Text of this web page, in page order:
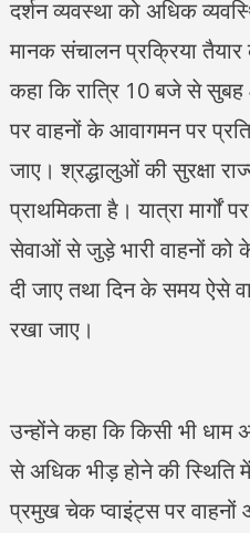
दर्शन व्यवस्था को अधिक
मानक संचालन प्रक्रिया तैयार
कहा कि रात्रि 10 बजे से सुबह
पर वाहनों के आवागमन पर
जाए। श्रद्धालुओं की सुरक्षा
प्राथमिकता है। यात्रा
सेवाओं से जुड़े भारी वाहनों को
दी जाए तथा दिन के समय ऐसे
रखा जाए।
उन्होंने कहा कि किसी भी धाम
से अधिक भीड़ होने की स्थिति में
प्रमुख चेक प्वाइंट्स पर